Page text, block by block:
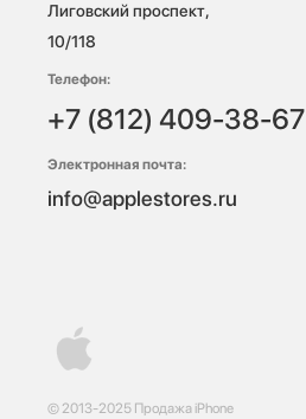
© 2013-2025 Продажа iPhone
Лиговский проспект,
10/118
Телефон:
+7 (812) 409-38-67
Электронная почта:
info@applestores.ru